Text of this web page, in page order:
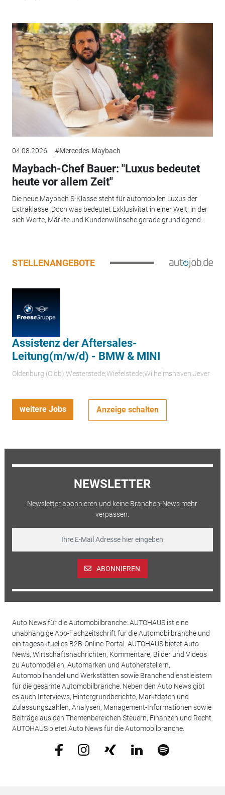
04.08.2026 #Mercedes-Maybach
Maybach-Chef Bauer: "Luxus bedeutet
heute vor allem Zeit"
Die neue Maybach S-Klasse steht für automobilen Luxus der
Extraklasse. Doch was bedeutet Exklusivität in einer Welt, in der
sich Werte, Märkte und Kundenwünsche gerade grundlegend...
STELLENANGEBOTE
Assistenz der Aftersales-
Leitung(m/w/d) - BMW & MINI
Oldenburg (Oldb);Westerstede;Wiefelstede;Wilhelmshaven;Jever
weitere Jobs Anzeige schalten
NEWSLETTER
Newsletter abonnieren und keine Branchen-News mehr
verpassen.
ABONNIEREN
Auto News für die Automobilbranche: AUTOHAUS ist eine
unabhängige Abo-Fachzeitschrift für die Automobilbranche und
ein tagesaktuelles B2B-Online-Portal. AUTOHAUS bietet Auto
News, Wirtschaftsnachrichten, Kommentare, Bilder und Videos
zu Automodellen, Automarken und Autoherstellern,
Automobilhandel und Werkstätten sowie Branchendienstleistern
für die gesamte Automobilbranche. Neben den Auto News gibt
es auch Interviews, Hintergrundberichte, Marktdaten und
Zulassungszahlen, Analysen, Management-Informationen sowie
Beiträge aus den Themenbereichen Steuern, Finanzen und Recht.
AUTOHAUS bietet Auto News für die Automobilbranche.